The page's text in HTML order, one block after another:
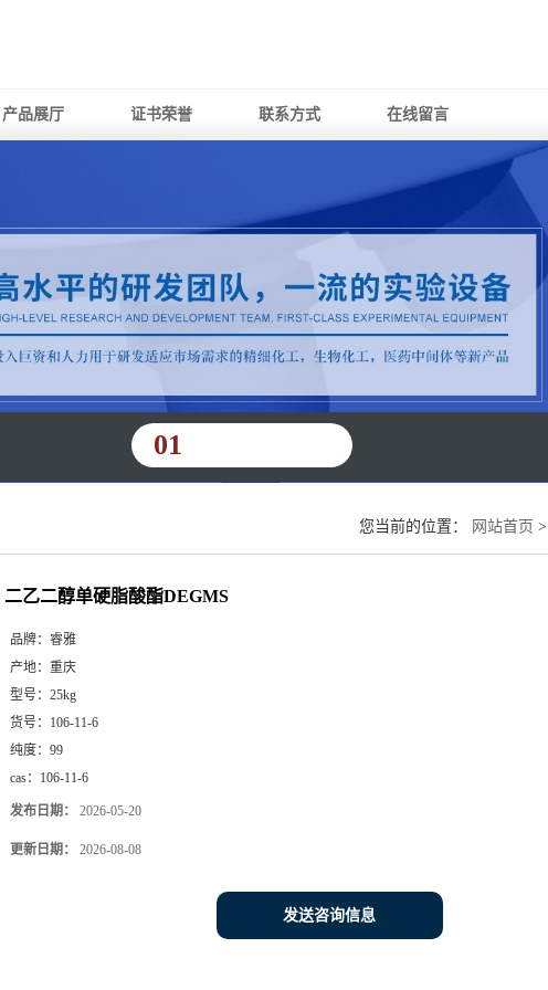
产品展厅 证书荣誉 联系方式 在线留言
01
您当前的位置： 网站首页 >
二乙二醇单硬脂酸酯DEGMS
品牌： 睿雅
产地： 重庆
型号： 25kg
货号： 106-11-6
纯度： 99
cas： 106-11-6
发布日期： 2026-05-20
更新日期： 2026-08-08
发送咨询信息